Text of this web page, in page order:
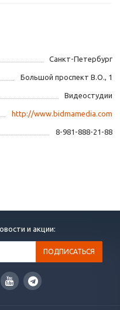
Санкт-Петербург
Большой проспект В.О., 1
Видеостудии
http://www.bidmamedia.com
8-981-888-21-88
и акции: